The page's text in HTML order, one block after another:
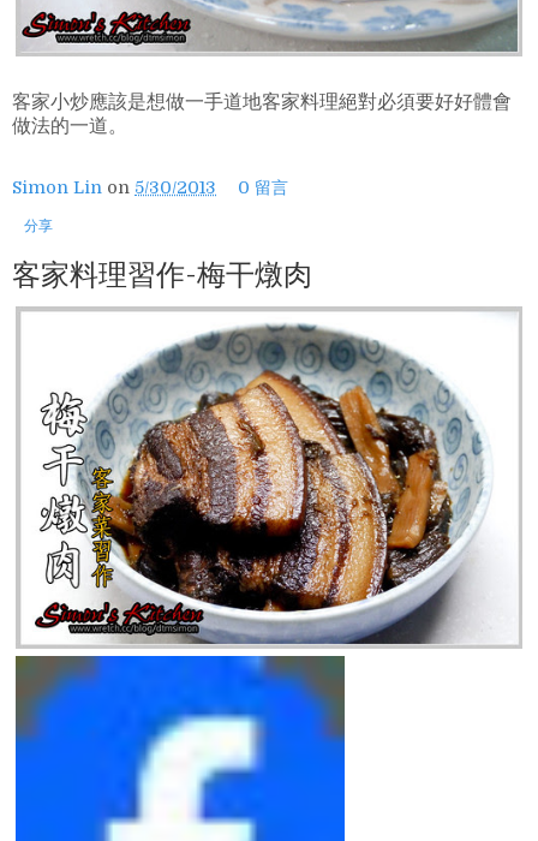
客家小炒應該是想做一手道地客家料理絕對必須要好好體會
做法的一道。
Simon Lin on 5/30/2013 0 留言
分享
客家料理習作-梅干燉肉